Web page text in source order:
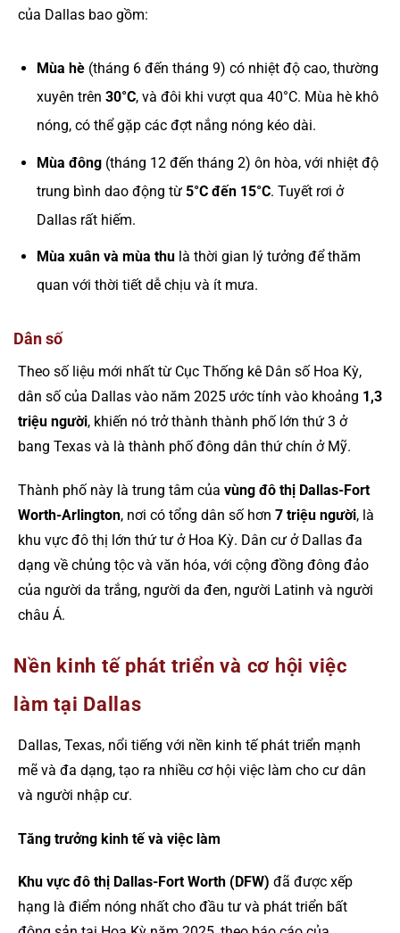
của Dallas bao gồm:
Mùa hè(tháng 6 đến tháng 9) có nhiệt độ cao, thường
xuyên trên 30°C, và đôi khi vượt qua 40°C. Mùa hè khô
nóng, có thể gặp các đợt nắng nóng kéo dài.
Mùa đông(tháng 12 đến tháng 2) ôn hòa, với nhiệt độ
trung bình dao động từ 5°C đến 15°C. Tuyết rơi ở
Dallas rất hiếm.
Mùa xuân và mùa thulà thời gian lý tưởng để thăm
quan với thời tiết dễ chịu và ít mưa.
Dân số
Theo số liệu mới nhất từ Cục Thống kê Dân số Hoa Kỳ,
dân số của Dallas vào năm 2025 ước tính vào khoảng 1,3
triệu người, khiến nó trở thành thành phố lớn thứ 3 ở
bang Texas và là thành phố đông dân thứ chín ở Mỹ.
Thành phố này là trung tâm của vùng đô thị Dallas-Fort
Worth-Arlington, nơi có tổng dân số hơn 7 triệu người, là
khu vực đô thị lớn thứ tư ở Hoa Kỳ. Dân cư ở Dallas đa
dạng về chủng tộc và văn hóa, với cộng đồng đông đảo
của người da trắng, người da đen, người Latinh và người
châu Á.
Nền kinh tế phát triển và cơ hội việc
làm tại Dallas
Dallas, Texas, nổi tiếng với nền kinh tế phát triển mạnh
mẽ và đa dạng, tạo ra nhiều cơ hội việc làm cho cư dân
và người nhập cư.
Tăng trưởng kinh tế và việc làm
Khu vực đô thị Dallas-Fort Worth (DFW) đã được xếp
hạng là điểm nóng nhất cho đầu tư và phát triển bất